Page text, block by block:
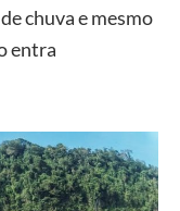
chuva e mesmo
entra